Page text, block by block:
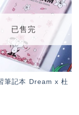
「願
望輕
已售完
筆記本 Dream x 杜